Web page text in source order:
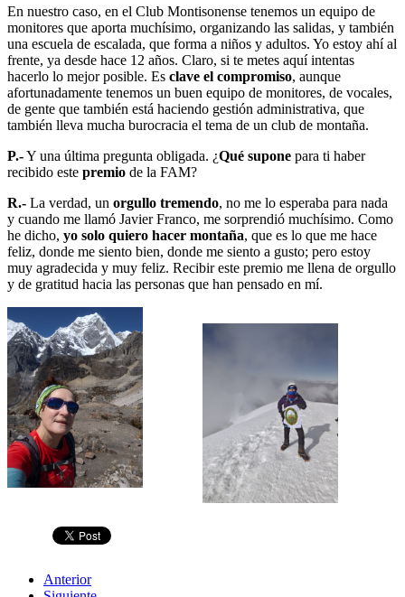
En nuestro caso, en el Club Montisonense tenemos un equipo de
monitores que aporta muchísimo, organizando las salidas, y también
una escuela de escalada, que forma a niños y adultos. Yo estoy ahí al
frente, ya desde hace 12 años. Claro, si te metes aquí intentas
hacerlo lo mejor posible. Es clave el compromiso, aunque
afortunadamente tenemos un buen equipo de monitores, de vocales,
de gente que también está haciendo gestión administrativa, que
también lleva mucha burocracia el tema de un club de montaña.
P.-Y una última pregunta obligada. ¿Qué supone para ti haber
recibido este premio de la FAM?
R.- La verdad, un orgullo tremendo, no me lo esperaba para nada
y cuando me llamó Javier Franco, me sorprendió muchísimo. Como
he dicho, yo solo quiero hacer montaña, que es lo que me hace
feliz, donde me siento bien, donde me siento a gusto; pero estoy
muy agradecida y muy feliz. Recibir este premio me llena de orgullo
y de gratitud hacia las personas que han pensado en mí.
Anterior